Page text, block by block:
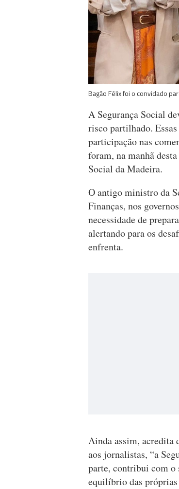
Bagão Félix foi o convidado
A Segurança Social
risco partilhado.
participação nas
foram, na manhã
Social da Madeira.
O antigo ministro da
Finanças, nos
necessidade de
alertando para os
enfrenta.
Ainda assim, acredita
aos jornalistas, “a
parte, contribui com o
equilíbrio das